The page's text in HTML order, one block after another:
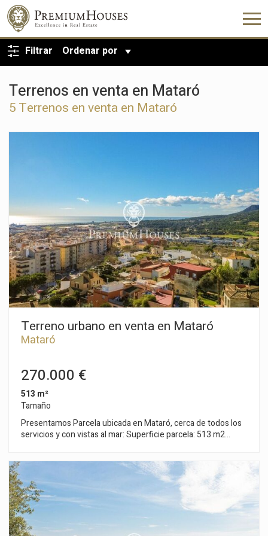
Filtrar Ordenar por
Terrenos en venta en Mataró
5 Terrenos en venta en Mataró
VOLVER A LA BÚSQUEDA
Terreno urbano en venta en Mataró
Mataró
270.000 €
513 m²
Tamaño
Presentamos Parcela ubicada en Mataró, cerca de todos los
servicios y con vistas al mar: Superficie parcela: 513 m2
lateral y fondo: 2 m Ed. auxiliar (ocupación): 5% altura 3,3m
Edificación máxima: 0,75 m2 techo/m2 suelo